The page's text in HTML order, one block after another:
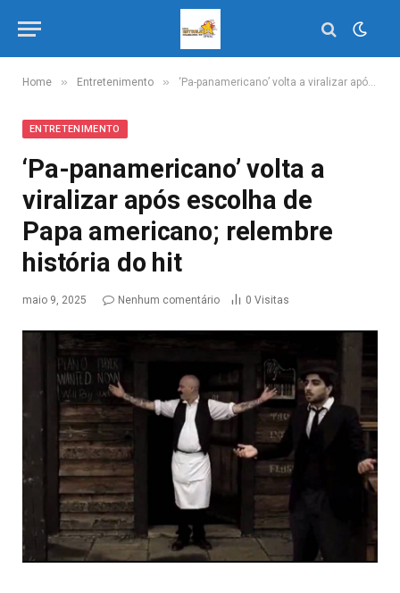
Home » Entretenimento » ‘Pa-panamericano’ volta a viralizar após escolha de Papa americano; relembre história do hit
ENTRETENIMENTO
‘Pa-panamericano’ volta a
viralizar após escolha de
Papa americano; relembre
história do hit
maio 9, 2025 Nenhum comentário 0 Visitas